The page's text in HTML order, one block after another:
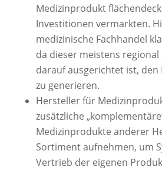
Medizinprodukt
Investitionen vermarkten.
medizinische Fachhandel
da dieser meistens
darauf ausgerichtet ist, den
zu generieren.
Hersteller für
zusätzliche
Medizinprodukte anderer
Sortiment aufnehmen, um
Vertrieb der eigenen